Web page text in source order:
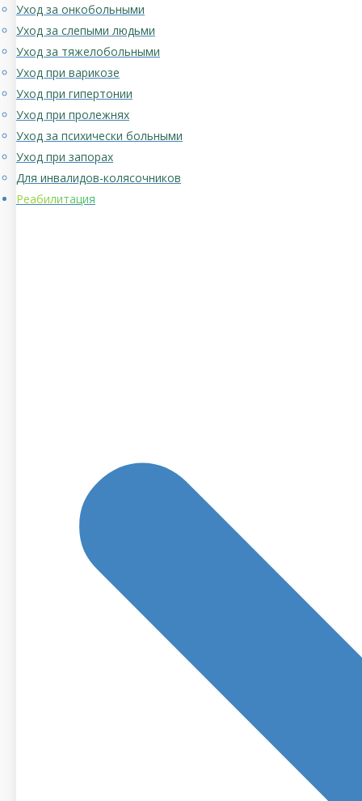
Уход за онкобольными
Уход за слепыми людьми
Уход за тяжелобольными
Уход при варикозе
Уход при гипертонии
Уход при пролежнях
Уход за психически больными
Уход при запорах
Для инвалидов-колясочников
Реабилитация